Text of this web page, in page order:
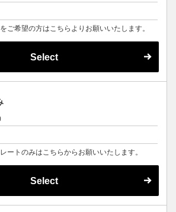
ご希望の方はこちらよりお願いいたします。
Select
ートのみはこちらからお願いいたします。
Select